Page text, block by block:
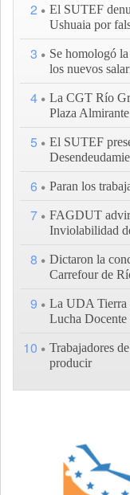
2
El SUTEF
Ushuaia por
3
Se homologó
los nuevos
4
La CGT Río
Plaza
5
El SUTEF
6 Paran los
7
FAGDUT
Inviolabilidad
8
Dictaron la
Carrefour de
9
La UDA Tierra
Lucha Docente
10
Trabajadores
producir